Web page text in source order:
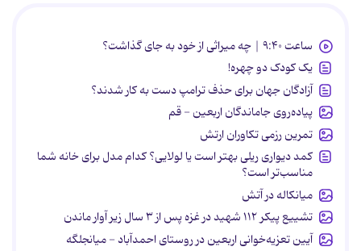
ساعت ۹:۴۰ | چه میراثی از خود به جای گذاشت؟
یک کودک دو چهره!
آزادگان جهان برای حذف ترامپ دست به کار شدند؟
پیاده‌روی جاماندگان اربعین - قم
تمرین رزمی تکاوران ارتش
کمد دیواری ریلی بهتر است یا لولایی؟ کدام مدل برای خانه شما
مناسب‌تر است؟
میانکاله در آتش
تشییع پیکر ۱۱۲ شهید در غزه پس از ۳ سال زیر آوار ماندن
آیین تعزیه‌خوانی اربعین در روستای احمدآباد - میانجلگه